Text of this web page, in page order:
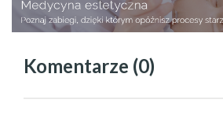
Komentarze (0)